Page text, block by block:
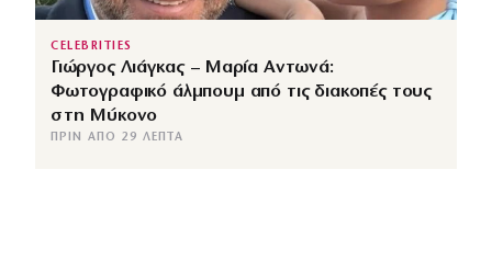
CELEBRITIES
Γιώργος Λιάγκας – Μαρία Αντωνά:
Φωτογραφικό άλμπουμ από τις διακοπές τους
στη Μύκονο
ΠΡΙΝ ΑΠΌ 29 ΛΕΠΤΆ